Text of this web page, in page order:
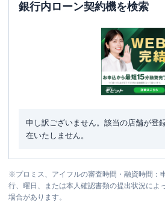
銀行内ローン契約機を検索
申し訳ございません。該当の店舗が登
在いたしません。
※プロミス、アイフルの審査時間・融資時間：
行、曜日、または本人確認書類の提出状況によ
場合があります。